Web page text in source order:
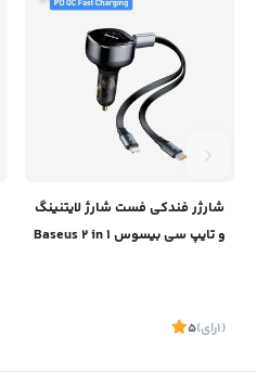
شارژر فندکی فست شارژ لایتنینگ
و تایپ سی بیسوس Baseus 2 in 1
(1 رای)
5